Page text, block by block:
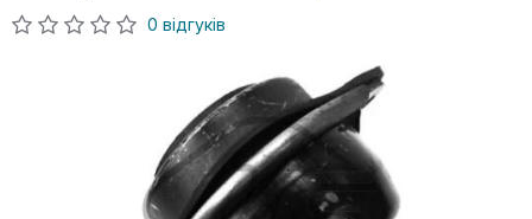
0 відгуків